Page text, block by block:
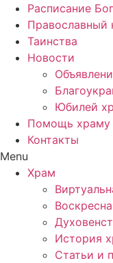
Расписание
Православный
Таинства
Новости
Юбилей
Помощь храму
Контакты
Menu
Храм
История
Статьи и